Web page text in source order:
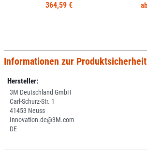
364,59 €
Informationen zur Produktsicherheit
Hersteller:
3M Deutschland GmbH
Carl-Schurz-Str. 1
41453 Neuss
Innovation.de@3M.com
DE